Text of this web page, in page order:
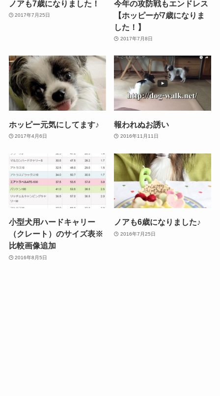
ノアも7歳になりました！
2017年7月25日
今年の攻防戦もエンドレス
【ホッピーが7歳になりま
した！】
2017年7月8日
ホッピー元気にしてます♪
2017年4月6日
報われぬお誘い
2016年11月11日
小型犬用ハードキャリー
（クレート）のサイズ表※
比較画像追加
2016年8月5日
ノアも6歳になりました♪
2016年7月25日